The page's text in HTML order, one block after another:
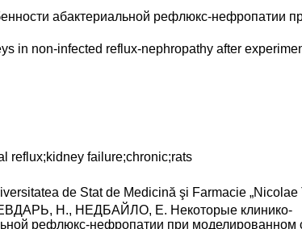
абактериальной рефлюкс-нефропатии
in non-infected reflux-nephropathy after
reflux;kidney failure;chronic;rats
de Stat de Medicină şi Farmacie „Nicolae
Н., НЕДБАЙЛО, Е. Некоторые клинико-
рефлюкс-нефропатии при моделированном